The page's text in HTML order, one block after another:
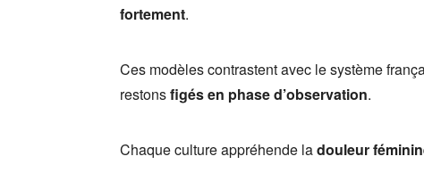
fortement.
Ces modèles contrastent avec le système
restonsfigés en phase d’observation.
Chaque culture appréhende ladouleur